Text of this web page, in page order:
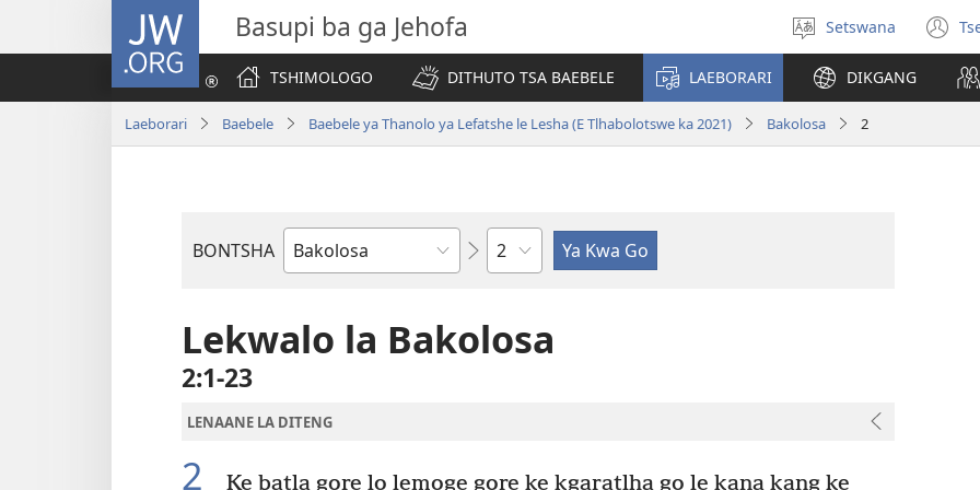
JW.ORG Basupi ba ga Jehofa
Tlhopha
puo
Setswana
(e
e
TSHIMOLOGO
DITHUTO TSA BAEBELE LAEBORARI DIKGANG
Laeborari Baebele Baebele ya Thanolo ya Lefatshe le Lesha (E Tlhabolotswe ka 2021) Bakolosa 2
BONTSHA
Dibuka
Baebele
Kgaolo
Lekwalo la Bakolosa
2:1-23
LENAANE LA DITENG
2
Ke batla gore lo lemoge gore ke kgaratlha go le kana kang ke